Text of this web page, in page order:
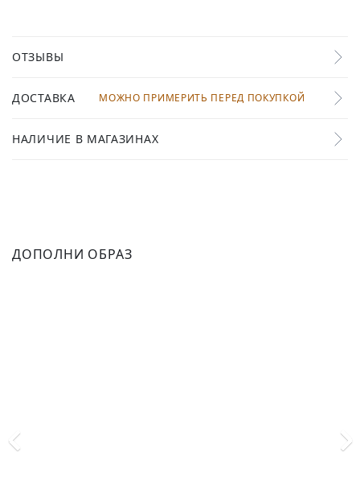
ОТЗЫВЫ
ДОСТАВКА МОЖНО ПРИМЕРИТЬ ПЕРЕД ПОКУПКОЙ
НАЛИЧИЕ В МАГАЗИНАХ
ДОПОЛНИ ОБРАЗ